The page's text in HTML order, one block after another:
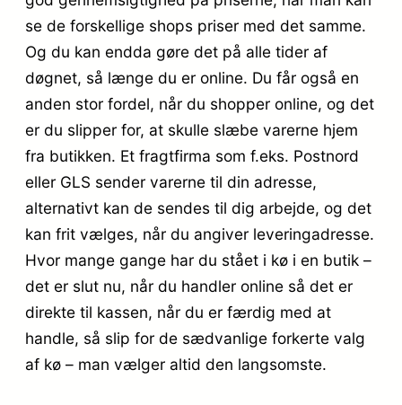
se de forskellige shops priser med det samme.
Og du kan endda gøre det på alle tider af
døgnet, så længe du er online. Du får også en
anden stor fordel, når du shopper online, og det
er du slipper for, at skulle slæbe varerne hjem
fra butikken. Et fragtfirma som f.eks. Postnord
eller GLS sender varerne til din adresse,
alternativt kan de sendes til dig arbejde, og det
kan frit vælges, når du angiver leveringadresse.
Hvor mange gange har du stået i kø i en butik –
det er slut nu, når du handler online så det er
direkte til kassen, når du er færdig med at
handle, så slip for de sædvanlige forkerte valg
af kø – man vælger altid den langsomste.